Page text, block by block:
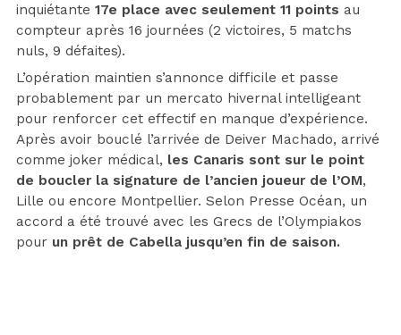
inquiétante 17e place avec seulement 11 points au
compteur après 16 journées (2 victoires, 5 matchs
nuls, 9 défaites).
L’opération maintien s’annonce difficile et passe
probablement par un mercato hivernal intelligeant
pour renforcer cet effectif en manque d’expérience.
Après avoir bouclé l’arrivée de Deiver Machado, arrivé
comme joker médical, les Canaris sont sur le point
de boucler la signature de l’ancien joueur de l’OM,
Lille ou encore Montpellier. Selon Presse Océan, un
accord a été trouvé avec les Grecs de l’Olympiakos
pour un prêt de Cabella jusqu’en fin de saison.